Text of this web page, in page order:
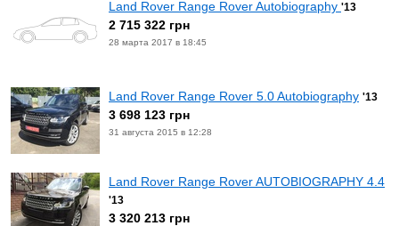
Land Rover Range Rover Autobiography '13
2 715 322 грн
28 марта 2017 в 18:45
Land Rover Range Rover 5.0 Autobiography '13
3 698 123 грн
31 августа 2015 в 12:28
Land Rover Range Rover AUTOBIOGRAPHY 4.4
'13
3 320 213 грн